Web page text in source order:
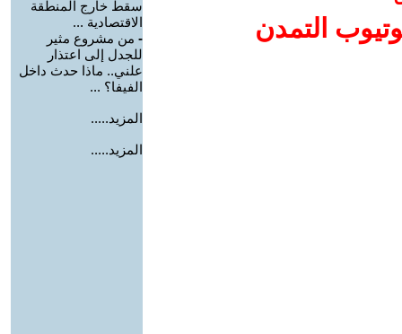
التمدن
سقط خارج المنطقة
الاقتصادية ...
- من مشروع مثير
للجدل إلى اعتذار
علني.. ماذا حدث داخل
الفيفا؟ ...
المزيد.....
المزيد.....